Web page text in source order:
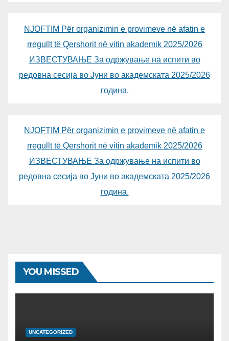
NJOFTIM Për organizimin e provimeve në afatin e
rregullt të Qershorit në vitin akademik 2025/2026
ИЗВЕСТУВАЊЕ За одржување на испити во
редовна сесија во Јуни во академската 2025/2026
година.
NJOFTIM Për organizimin e provimeve në afatin e
rregullt të Qershorit në vitin akademik 2025/2026
ИЗВЕСТУВАЊЕ За одржување на испити во
редовна сесија во Јуни во академската 2025/2026
година.
YOU MISSED
UNCATEGORIZED